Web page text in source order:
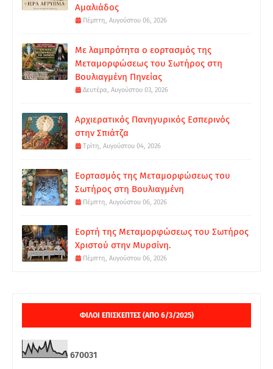
Αμαλιάδος
Πέμπτη, Αυγούστου 06, 2026
Με λαμπρότητα ο εορτασμός της
Μεταμορφώσεως του Σωτήρος στη
Βουλιαγμένη Πηνείας
Δευτέρα, Αυγούστου 03, 2026
Αρχιερατικός Πανηγυρικός Εσπερινός
στην Σπιάτζα
Τρίτη, Αυγούστου 04, 2026
Εορτασμός της Μεταμορφώσεως του
Σωτήρος στη Βουλιαγμένη
Πέμπτη, Αυγούστου 06, 2026
Εορτή της Μεταμορφώσεως του Σωτήρος
Χριστού στην Μυρσίνη.
Πέμπτη, Αυγούστου 06, 2026
ΦΙΛΟΙ ΕΠΙΣΚΕΠΤΕΣ (ΑΠΟ 6/3/2025)
670031